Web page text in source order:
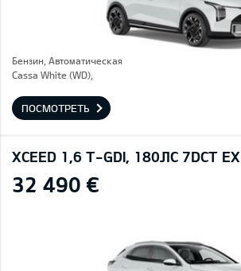
Бензин, Автоматическая
Cassa White (WD),
ПОСМОТРЕТЬ
XCEED 1,6 T-GDI, 180ЛС 7DCT EX
32 490 €